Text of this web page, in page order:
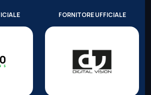
FORNITORE UFFICIALE